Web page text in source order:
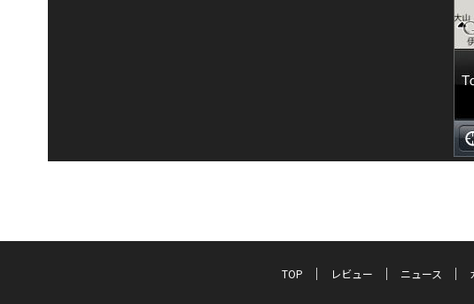
TOP レビュー ニュース